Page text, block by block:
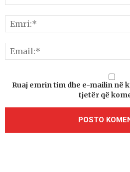
Ruaj emrin tim dhe e-mailin në
tjetër që